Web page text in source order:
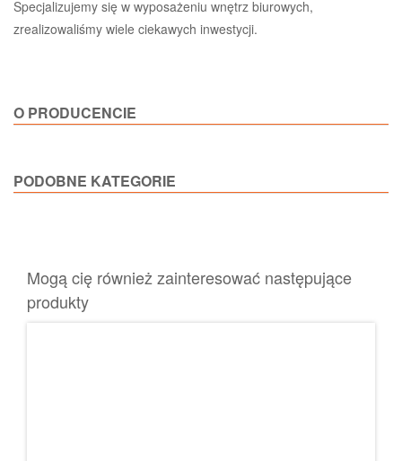
Specjalizujemy się w wyposażeniu wnętrz biurowych,
zrealizowaliśmy wiele ciekawych inwestycji.
O PRODUCENCIE
PODOBNE KATEGORIE
Mogą cię również zainteresować następujące
produkty